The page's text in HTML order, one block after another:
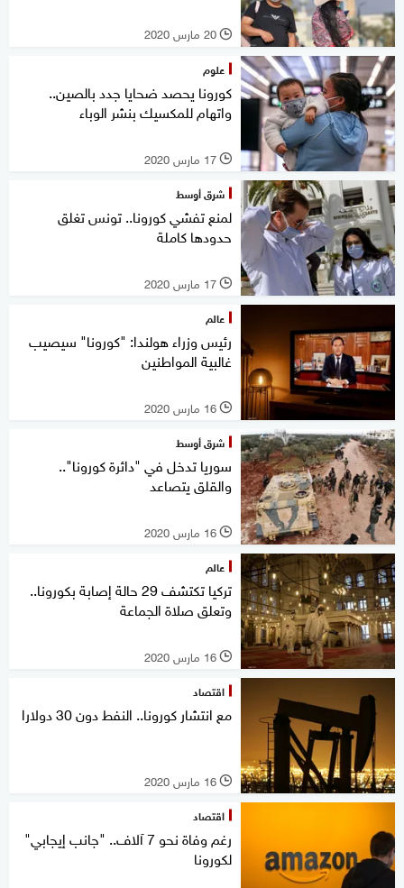
l 20 مارس 2020
علوم
كورونا يحصد ضحايا جدد بالصين..
واتهام للمكسيك بنشر الوباء
l 17 مارس 2020
شرق أوسط
لمنع تفشي كورونا.. تونس تغلق
حدودها كاملة
l 17 مارس 2020
عالم
رئيس وزراء هولندا: "كورونا" سيصيب
غالبية المواطنين
l 16 مارس 2020
شرق أوسط
سوريا تدخل في "دائرة كورونا"..
والقلق يتصاعد
l 16 مارس 2020
عالم
تركيا تكتشف 29 حالة إصابة بكورونا..
وتعلق صلاة الجماعة
l 16 مارس 2020
اقتصاد
مع انتشار كورونا.. النفط دون 30 دولارا
l 16 مارس 2020
اقتصاد
رغم وفاة نحو 7 آلاف.. "جانب إيجابي"
لكورونا